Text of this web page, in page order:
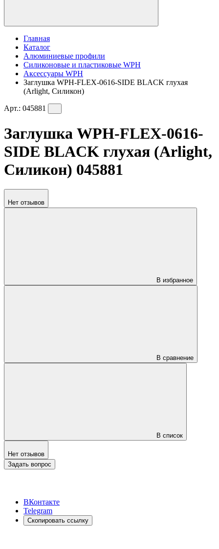
Главная
Каталог
Алюминиевые профили
Силиконовые и пластиковые WPH
Аксессуары WPH
Заглушка WPH-FLEX-0616-SIDE BLACK глухая
(Arlight, Силикон)
Арт.: 045881
Заглушка WPH-FLEX-0616-
SIDE BLACK глухая (Arlight,
Силикон) 045881
Нет отзывов
В избранное
В сравнение
В список
Нет отзывов
Задать вопрос
ВКонтакте
Telegram
Скопировать ссылку